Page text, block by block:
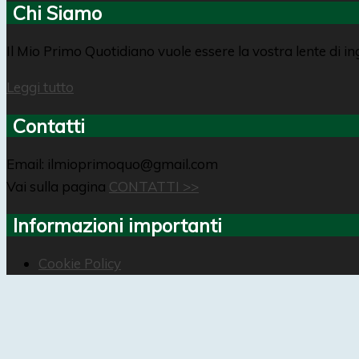
Chi Siamo
Il Mio Primo Quotidiano vuole essere la vostra lente di
Leggi tutto
Contatti
Email: ilmioprimoquo@gmail.com
Vai sulla pagina CONTATTI >>
Informazioni importanti
Cookie Policy